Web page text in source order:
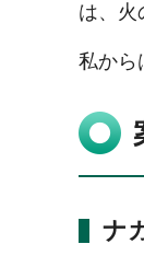
は、火
私から
ナ